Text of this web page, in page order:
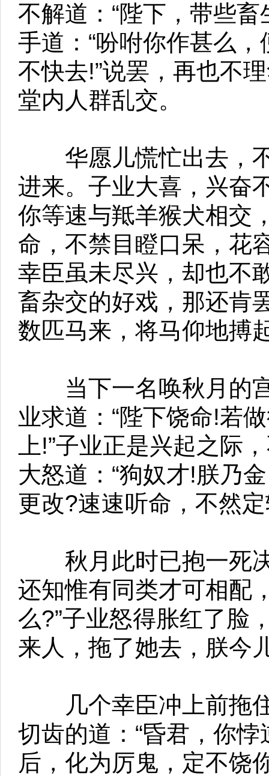
不解道：“陛下，带些
手道：“吩咐你作甚么
不快去!”说罢，再也不
堂内人群乱交。
华愿儿慌忙出去，不
进来。子业大喜，兴奋
你等速与羝羊猴犬相交
命，不禁目瞪口呆，花
幸臣虽未尽兴，却也不
畜杂交的好戏，那还肯
数匹马来，将马仰地搏
当下一名唤秋月的宫
业求道：“陛下饶命!若
上!”子业正是兴起之际
大怒道：“狗奴才!朕乃
更改?速速听命，不然定
秋月此时已抱一死决
还知惟有同类才可相配
么?”子业怒得胀红了脸
来人，拖了她去，朕今
几个幸臣冲上前拖住
切齿的道：“昏君，你
后，化为厉鬼，定不饶